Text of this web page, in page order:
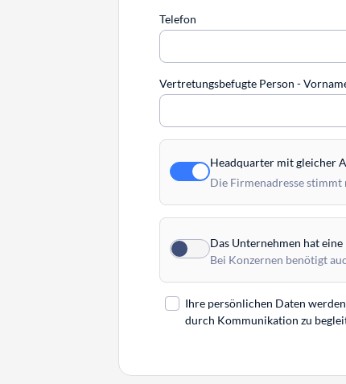
Telefon
Vertretungsbefugte Person -
Headquarter mit gleicher
Die Firmenadresse
Das Unternehmen hat
Bei Konzernen benötigt
Ihre persönlichen Daten
durch Kommunikation zu